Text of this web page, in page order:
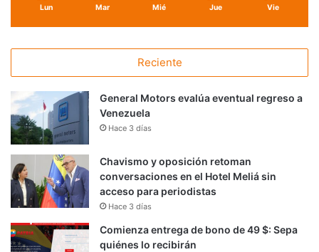
Lun Mar Mié Jue Vie
Reciente
General Motors evalúa eventual regreso a
Venezuela
Hace 3 días
Chavismo y oposición retoman
conversaciones en el Hotel Meliá sin
acceso para periodistas
Hace 3 días
Comienza entrega de bono de 49 $: Sepa
quiénes lo recibirán